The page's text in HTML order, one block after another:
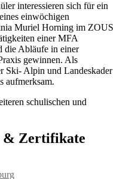
interessieren sich für ein
einwöchigen
Muriel Horning im ZOUS
einer MFA
die Abläufe in einer
gewinnen. Als
Ski- Alpin und Landeskader
aufmerksam.
schulischen und
& Zertifikate